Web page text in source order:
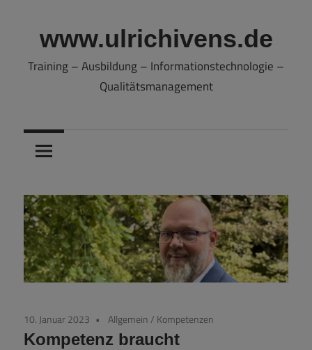
springen
www.ulrichivens.de
Training – Ausbildung – Informationstechnologie –
Qualitätsmanagement
10. Januar 2023 Allgemein/ Kompetenzen
Kompetenz braucht